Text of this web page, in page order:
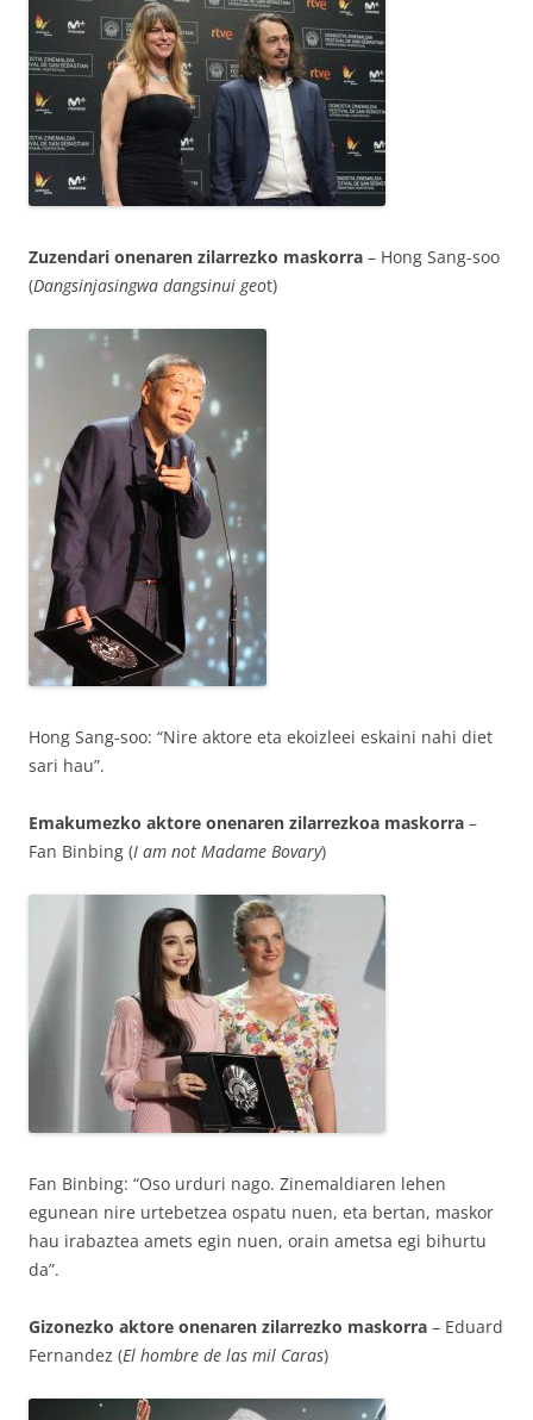
Zuzendari onenaren zilarrezko maskorra – Hong Sang-soo
(Dangsinjasingwa dangsinui geot)
Hong Sang-soo: “Nire aktore eta ekoizleei eskaini nahi diet
sari hau”.
Emakumezko aktore onenaren zilarrezkoa maskorra –
Fan Binbing (I am not Madame Bovary)
Fan Binbing: “Oso urduri nago. Zinemaldiaren lehen
egunean nire urtebetzea ospatu nuen, eta bertan, maskor
hau irabaztea amets egin nuen, orain ametsa egi bihurtu
da”.
Gizonezko aktore onenaren zilarrezko maskorra – Eduard
Fernandez (El hombre de las mil Caras)